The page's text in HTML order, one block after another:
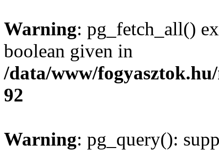
Warning: pg_fetch_all()
boolean given in
/data/www/
92
Warning: pg_query():